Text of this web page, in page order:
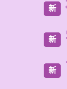
新
新
新